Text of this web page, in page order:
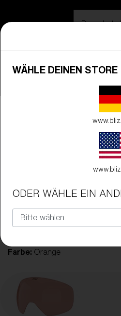
Brauchst
Hilfe
Menge:
Farbe: Orange
WÄHLE DEINEN STORE
ODER WÄHLE EIN